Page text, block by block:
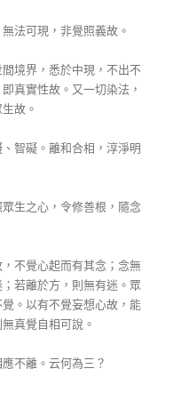
法可現，非覺照義故。
境界，悉於中現，不出不
真實性故。又一切染法，
故。
智礙。離和合相，淳淨明
生之心，令修善根，隨念
不覺心起而有其念；念無
若離於方，則無有迷。眾
。以有不覺妄想心故，能
真覺自相可說。
不離。云何為三？